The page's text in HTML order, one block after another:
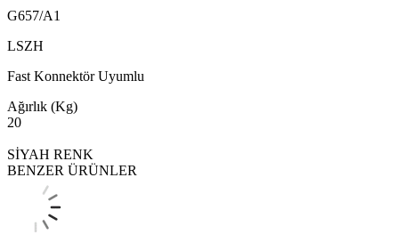
G657/A1
LSZH
Fast Konnektör Uyumlu
Ağırlık (Kg)
20
SİYAH RENK
BENZER ÜRÜNLER